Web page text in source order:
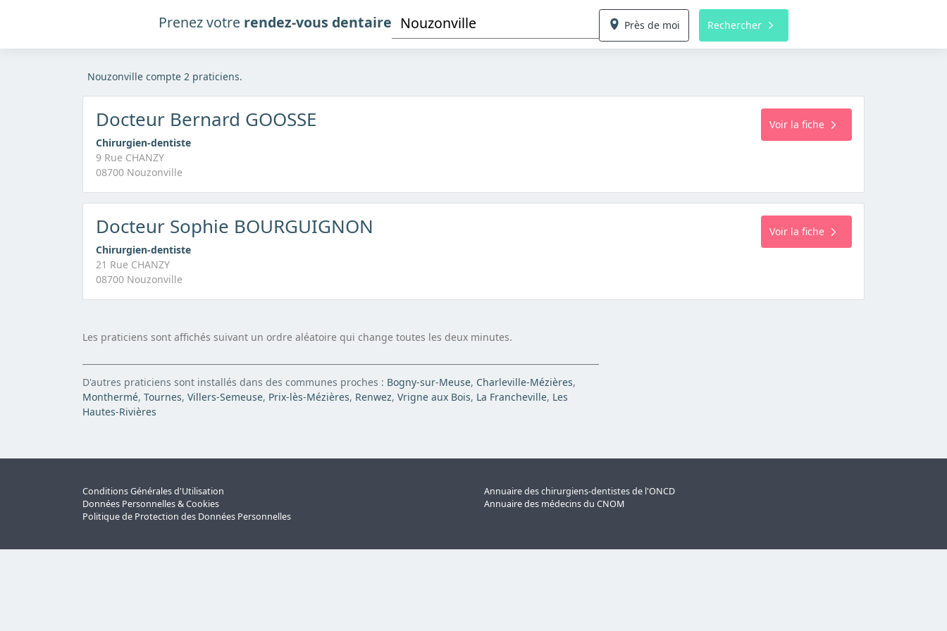
Prenez votre rendez-vous dentaire Près de moi Rechercher
Nouzonville compte 2 praticiens.
Docteur Bernard GOOSSE
Chirurgien-dentiste
9 Rue CHANZY
08700 Nouzonville
Voir la fiche
Docteur Sophie BOURGUIGNON
Chirurgien-dentiste
21 Rue CHANZY
08700 Nouzonville
Voir la fiche
Les praticiens sont affichés suivant un ordre aléatoire qui change toutes les deux minutes.
D'autres praticiens sont installés dans des communes proches : Bogny-sur-Meuse, Charleville-Mézières,
Monthermé, Tournes, Villers-Semeuse, Prix-lès-Mézières, Renwez, Vrigne aux Bois, La Francheville, Les
Hautes-Rivières
Conditions Générales d'Utilisation
Données Personnelles & Cookies
Politique de Protection des Données Personnelles
Annuaire des chirurgiens-dentistes de l'ONCD
Annuaire des médecins du CNOM